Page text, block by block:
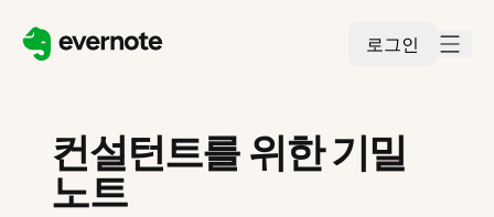
로그인
컨설턴트를 위한 기밀
노트